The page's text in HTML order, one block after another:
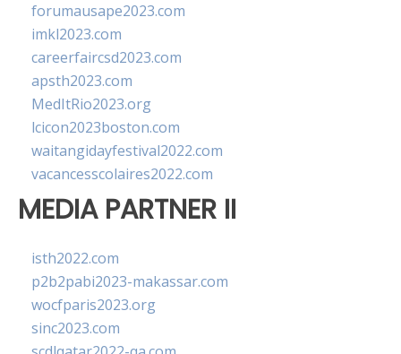
forumausape2023.com
imkl2023.com
careerfaircsd2023.com
apsth2023.com
MedItRio2023.org
lcicon2023boston.com
waitangidayfestival2022.com
vacancesscolaires2022.com
MEDIA PARTNER II
isth2022.com
p2b2pabi2023-makassar.com
wocfparis2023.org
sinc2023.com